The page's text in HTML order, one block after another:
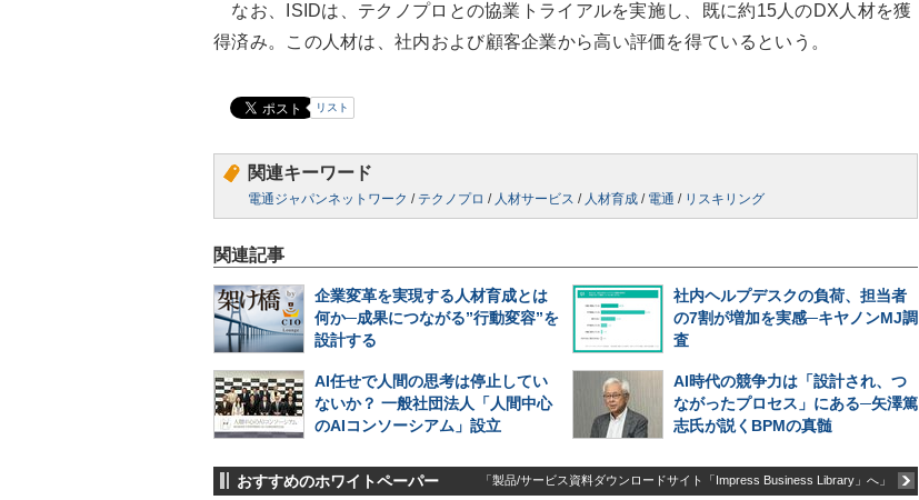
なお、ISIDは、テクノプロとの協業トライアルを実施し、既に約15人のDX人材を獲
得済み。この人材は、社内および顧客企業から高い評価を得ているという。
リスト
関連キーワード
電通ジャパンネットワーク / テクノプロ / 人材サービス / 人材育成 / 電通 / リスキリング
関連記事
企業変革を実現する人材育成とは
何か─成果につながる”行動変容”を
設計する
社内ヘルプデスクの負荷、担当者
の7割が増加を実感─キヤノンMJ調
査
AI任せで人間の思考は停止してい
ないか？ 一般社団法人「人間中心
のAIコンソーシアム」設立
AI時代の競争力は「設計され、つ
ながったプロセス」にある─矢澤篤
志氏が説くBPMの真髄
おすすめのホワイトペーパー 「製品/サービス資料ダウンロードサイト「Impress Business Library」へ」